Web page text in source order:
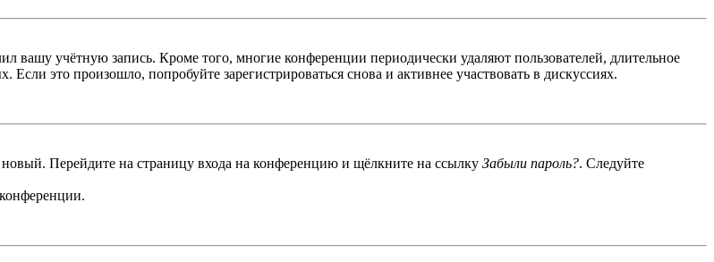
вашу учётную запись. Кроме того, многие конференции периодически удаляют пользователей, длительное
это произошло, попробуйте зарегистрироваться снова и активнее участвовать в дискуссиях.
Перейдите на страницу входа на конференцию и щёлкните на ссылку Забыли пароль?. Следуйте